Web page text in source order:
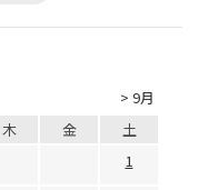
> 9月
木 金
土
1